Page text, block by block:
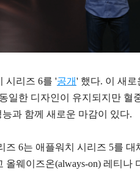
시리즈 6를 '공개' 했다. 이 새로
일한 디자인이 유지되지만 혈
과 함께 새로운 마감이 있다.
6는 애플워치 시리즈 5를 대
웨이즈온(always-on) 레티나